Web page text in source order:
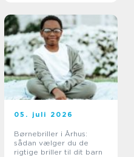
05. juli 2026
Børnebriller i Århus:
sådan vælger du de
rigtige briller til dit barn